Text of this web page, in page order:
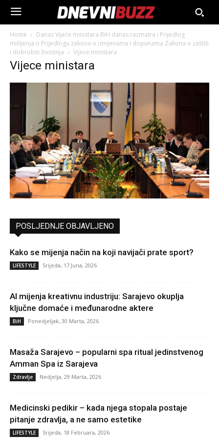
Home
Danas Vijeće ministara BiH danas razmatra i Prijedlog
mišljenja o Prijedlogu zakona o izmjenama i dopunama Zakona o zaštiti
i dobrobiti životinja
Vijece ministara
Vijece ministara
POSLJEDNJE OBJAVLJENO
Kako se mijenja način na koji navijači prate sport?
LIFESTYLE Srijeda, 17 Juna, 2026
AI mijenja kreativnu industriju: Sarajevo okuplja
ključne domaće i međunarodne aktere
BiH Ponedjeljak, 30 Marta, 2026
Masaža Sarajevo – popularni spa ritual jedinstvenog
Amman Spa iz Sarajeva
Zdravlje Nedjelja, 29 Marta, 2026
Medicinski pedikir – kada njega stopala postaje
pitanje zdravlja, a ne samo estetike
LIFESTYLE Srijeda, 18 Februara, 2026